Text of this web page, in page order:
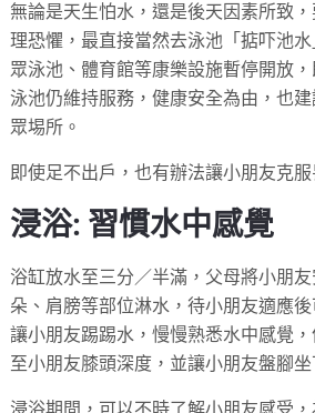
無論是天生怕水，還是後天因素所致
理恐懼，最直接當然去泳池「掂吓池
眾泳池、體育館等康樂設施暫停開放
泳池仍維持服務，健康安全為由，也
眾埸所。
即使足不出戶，也有辦法讓小朋友克服
浸浴: 習慣水中感覺
浴缸放水至三分／半滿，父母將小朋
朵、肩膀等部位淋水，待小朋友適應
讓小朋友踢踢水，慢慢熟悉水中感覺
至小朋友膝頭深度，並讓小朋友盤腳坐